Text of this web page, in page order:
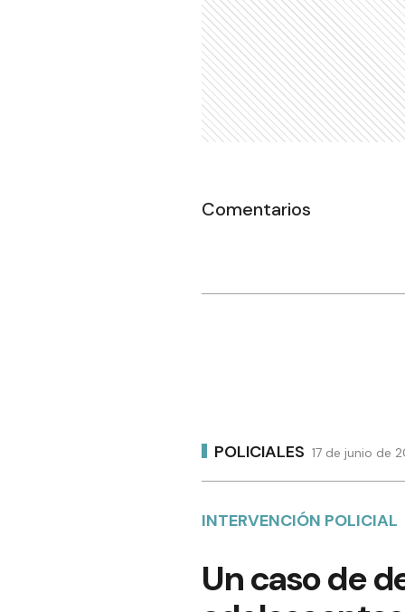
Comentarios
POLICIALES 17 de junio de
INTERVENCIÓN POLICIAL
Un caso de